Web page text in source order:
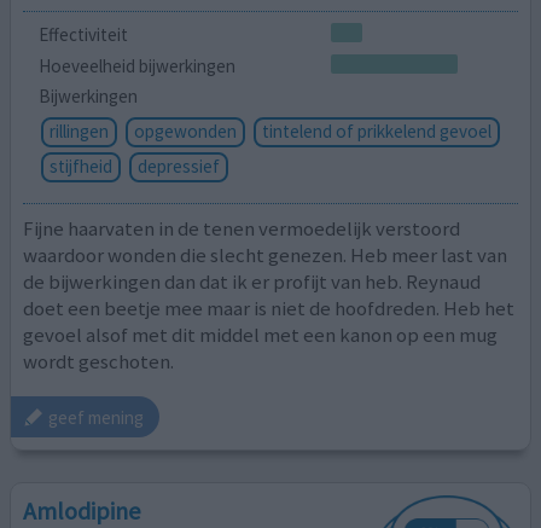
Effectiviteit
Hoeveelheid bijwerkingen
Bijwerkingen
rillingen
opgewonden
tintelend of prikkelend gevoel
stijfheid
depressief
Fijne haarvaten in de tenen vermoedelijk verstoord
waardoor wonden die slecht genezen. Heb meer last van
de bijwerkingen dan dat ik er profijt van heb. Reynaud
doet een beetje mee maar is niet de hoofdreden. Heb het
gevoel alsof met dit middel met een kanon op een mug
wordt geschoten.
geef mening
Amlodipine